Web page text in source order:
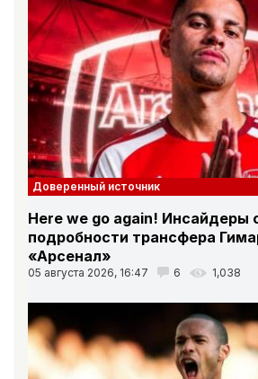
Доверенный источник
Here we go again! Инсайдеры
подробности трансфера
«Арсенал»
05 августа 2026, 16:47 6 1,038